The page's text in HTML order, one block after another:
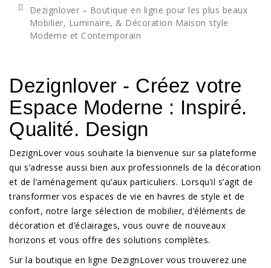
Dezignlover – Boutique en ligne pour les plus beaux
Mobilier, Luminaire, & Décoration Maison style
Moderne et Contemporain
Dezignlover - Créez votre
Espace Moderne : Inspiré.
Qualité. Design
DezignLover vous souhaite la bienvenue sur sa plateforme
qui s’adresse aussi bien aux professionnels de la décoration
et de l’aménagement qu’aux particuliers. Lorsqu’il s’agit de
transformer vos espaces de vie en havres de style et de
confort, notre large sélection de mobilier, d’éléments de
décoration et d’éclairages, vous ouvre de nouveaux
horizons et vous offre des solutions complètes.
Sur la boutique en ligne DezignLover vous trouverez une